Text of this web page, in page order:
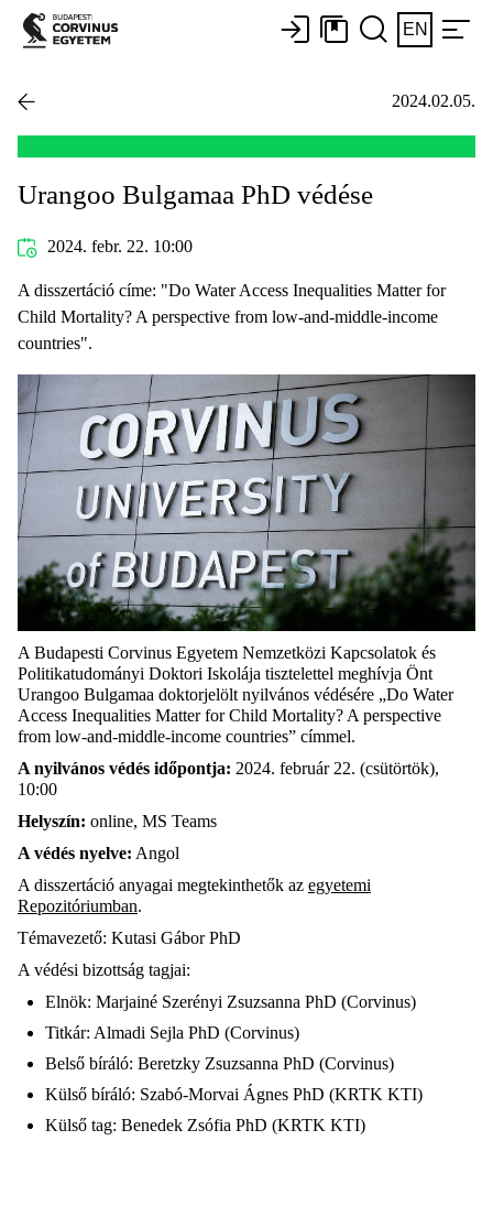
EN
2024.02.05.
Urangoo Bulgamaa PhD védése
2024. febr. 22. 10:00
A disszertáció címe: "Do Water Access Inequalities Matter for
Child Mortality? A perspective from low-and-middle-income
countries".
A Budapesti Corvinus Egyetem Nemzetközi Kapcsolatok és
Politikatudományi Doktori Iskolája tisztelettel meghívja Önt
Urangoo Bulgamaa doktorjelölt nyilvános védésére „Do Water
Access Inequalities Matter for Child Mortality? A perspective
from low-and-middle-income countries” címmel.
A nyilvános védés időpontja: 2024. február 22. (csütörtök),
10:00
Helyszín: online, MS Teams
A védés nyelve: Angol
A disszertáció anyagai megtekinthetők az egyetemi
Repozitóriumban.
Témavezető: Kutasi Gábor PhD
A védési bizottság tagjai:
Elnök: Marjainé Szerényi Zsuzsanna PhD (Corvinus)
Titkár: Almadi Sejla PhD (Corvinus)
Belső bíráló: Beretzky Zsuzsanna PhD (Corvinus)
Külső bíráló: Szabó-Morvai Ágnes PhD (KRTK KTI)
Külső tag: Benedek Zsófia PhD (KRTK KTI)